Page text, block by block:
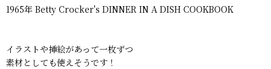
1965年 Betty Crocker's DINNER IN A DISH COOKBOOK
イラストや挿絵があって一枚ずつ
素材としても使えそうです！